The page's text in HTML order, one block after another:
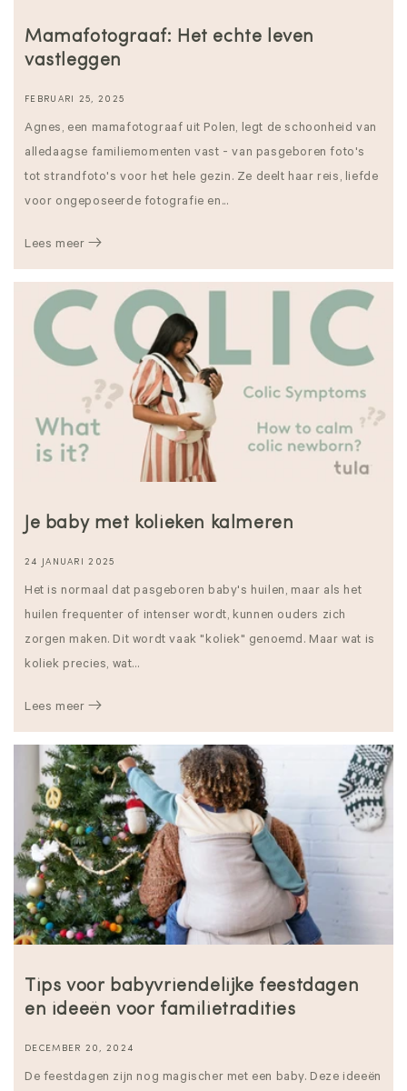
Mamafotograaf: Het echte leven
vastleggen
FEBRUARI 25, 2025
Agnes, een mamafotograaf uit Polen, legt de schoonheid van
alledaagse familiemomenten vast - van pasgeboren foto's
tot strandfoto's voor het hele gezin. Ze deelt haar reis, liefde
voor ongeposeerde fotografie en...
Lees meer
Je baby met kolieken kalmeren
24 JANUARI 2025
Het is normaal dat pasgeboren baby's huilen, maar als het
huilen frequenter of intenser wordt, kunnen ouders zich
zorgen maken. Dit wordt vaak "koliek" genoemd. Maar wat is
koliek precies, wat...
Lees meer
Tips voor babyvriendelijke feestdagen
en ideeën voor familietradities
DECEMBER 20, 2024
De feestdagen zijn nog magischer met een baby. Deze ideeën